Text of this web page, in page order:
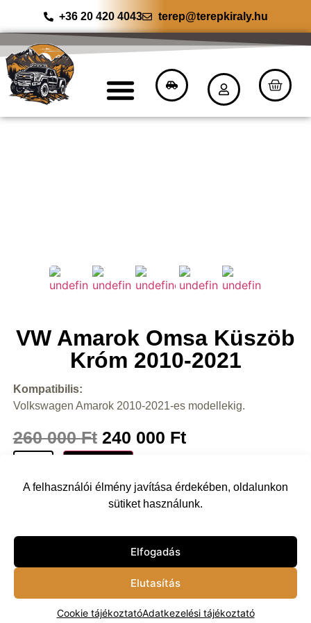
A felhasználói élmény javítása érdekében, oldalunkon
sütiket használunk.
Elfogadás
Elutasítás
Cookie tájékoztatóAdatkezelési tájékoztató
+36 20 420 4043 terep@terepkiraly.hu
VW Amarok Omsa Küszöb
Króm 2010-2021
Kompatibilis:
Volkswagen Amarok 2010-2021-es modellekig.
260 000Ft 240 000 Ft
© 2024 Terep Király Kft.